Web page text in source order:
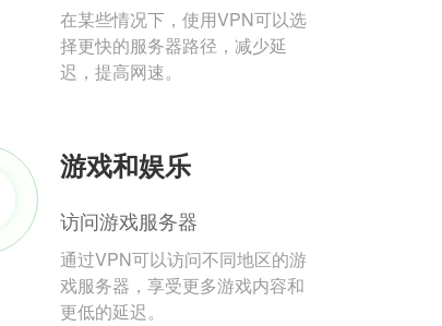
在某些情况下，使用VPN可以选
择更快的服务器路径，减少延
迟，提高网速。
游戏和娱乐
访问游戏服务器
通过VPN可以访问不同地区的游
戏服务器，享受更多游戏内容和
更低的延迟。